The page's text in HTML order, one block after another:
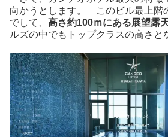
向かうとします。 このビル最上階
でして、 高さ約100ｍにある展望露
ルズの中でもトップクラスの高さと